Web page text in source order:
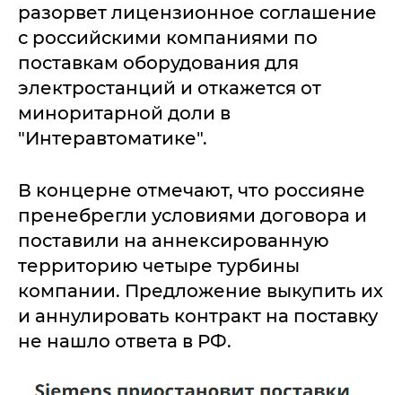
разорвет лицензионное соглашение
с российскими компаниями по
поставкам оборудования для
электростанций и откажется от
миноритарной доли в
"Интеравтоматике".
В концерне отмечают, что россияне
пренебрегли условиями договора и
поставили на аннексированную
территорию четыре турбины
компании. Предложение выкупить их
и аннулировать контракт на поставку
не нашло ответа в РФ.